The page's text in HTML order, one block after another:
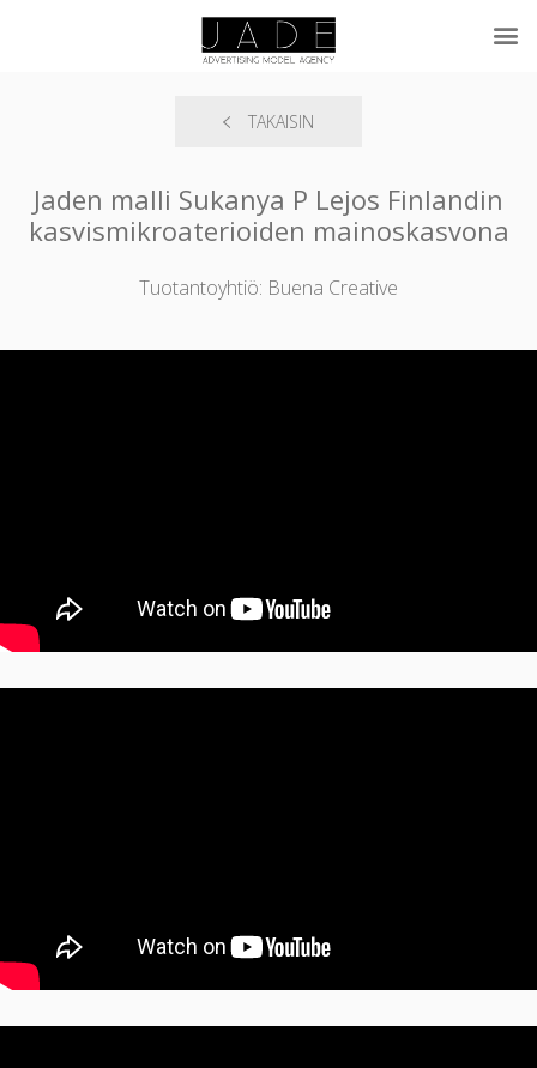
TAKAISIN
Jaden malli Sukanya P Lejos Finlandin
kasvismikroaterioiden mainoskasvona
Tuotantoyhtiö: Buena Creative